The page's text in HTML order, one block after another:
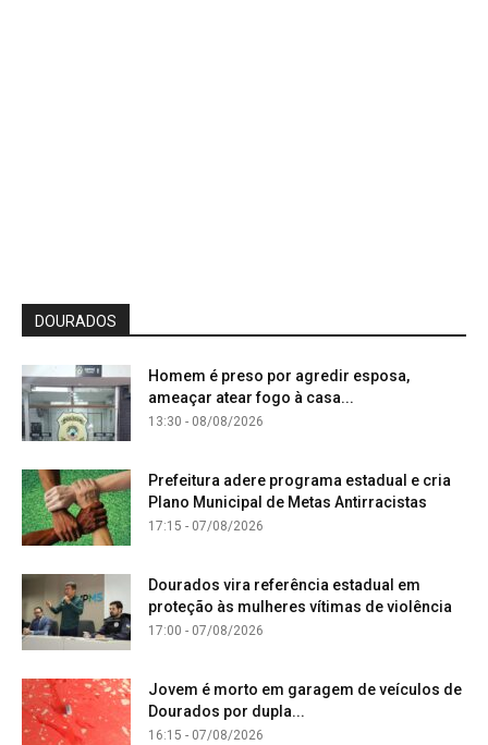
DOURADOS
Homem é preso por agredir esposa,
ameaçar atear fogo à casa...
13:30 - 08/08/2026
Prefeitura adere programa estadual e cria
Plano Municipal de Metas Antirracistas
17:15 - 07/08/2026
Dourados vira referência estadual em
proteção às mulheres vítimas de violência
17:00 - 07/08/2026
Jovem é morto em garagem de veículos de
Dourados por dupla...
16:15 - 07/08/2026